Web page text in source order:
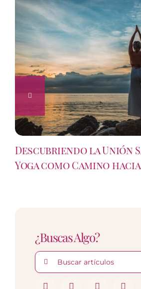
Descubriendo la Unión
Yoga como Camino
¿Buscas Algo?
Buscar: